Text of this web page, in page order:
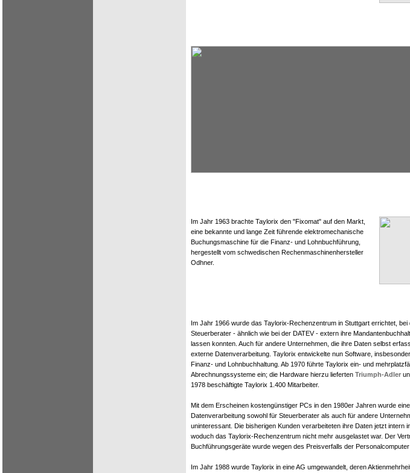
Im Jahr 1963 brachte Taylorix den "Fixomat" auf den Markt,
eine bekannte und lange Zeit führende elektromechanische
Buchungsmaschine für die Finanz- und Lohnbuchführung,
hergestellt vom schwedischen Rechenmaschinenhersteller
Odhner.
Im Jahr 1966 wurde das Taylorix-Rechenzentrum in Stuttgart errichtet, bei
Steuerberater - ähnlich wie bei der DATEV - extern ihre
lassen konnten. Auch für andere Unternehmen, die ihre Daten selbst
externe Datenverarbeitung. Taylorix entwickelte nun Software,
Finanz- und Lohnbuchhaltung. Ab 1970 führte Taylorix ein- und
Abrechnungssysteme ein; die Hardware hierzu lieferten Triumph-Adler
1978 beschäftigte Taylorix 1.400 Mitarbeiter.
Mit dem Erscheinen kostengünstiger PCs in den 1980er Jahren wurde
Datenverarbeitung sowohl für Steuerberater als auch für andere
uninteressant. Die bisherigen Kunden verarbeiteten ihre Daten jetzt intern
woduch das Taylorix-Rechenzentrum nicht mehr ausgelastet war. Der
Buchführungsgeräte wurde wegen des Preisverfalls der Personalcomputer
Im Jahr 1988 wurde Taylorix in eine AG umgewandelt, deren